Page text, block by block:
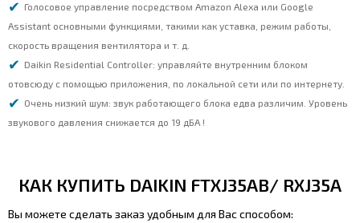
Голосовое управление посредством Amazon Alexa или Google
Assistant основными функциями, такими как уставка, режим работы,
скорость вращения вентилятора и т. д.
Daikin Residential Controller: управляйте внутренним блоком
отовсюду с помощью приложения, по локальной сети или по интернету.
Очень низкий шум: звук работающего блока едва различим. Уровень
звукового давления снижается до 19 дБА !
КАК КУПИТЬ DAIKIN FTXJ35AB/ RXJ35A
Вы можете сделать заказ удобным для Вас способом: